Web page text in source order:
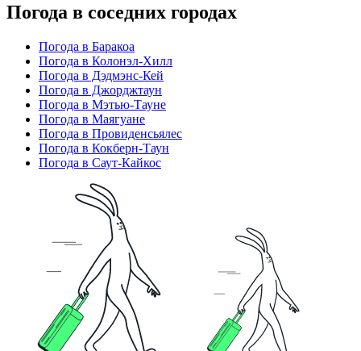
Погода в соседних городах
Погода в Баракоа
Погода в Колонэл-Хилл
Погода в Дэдмэнс-Кей
Погода в Джорджтаун
Погода в Мэтью-Тауне
Погода в Маягуане
Погода в Провиденсьялес
Погода в Кокберн-Таун
Погода в Саут-Кайкос